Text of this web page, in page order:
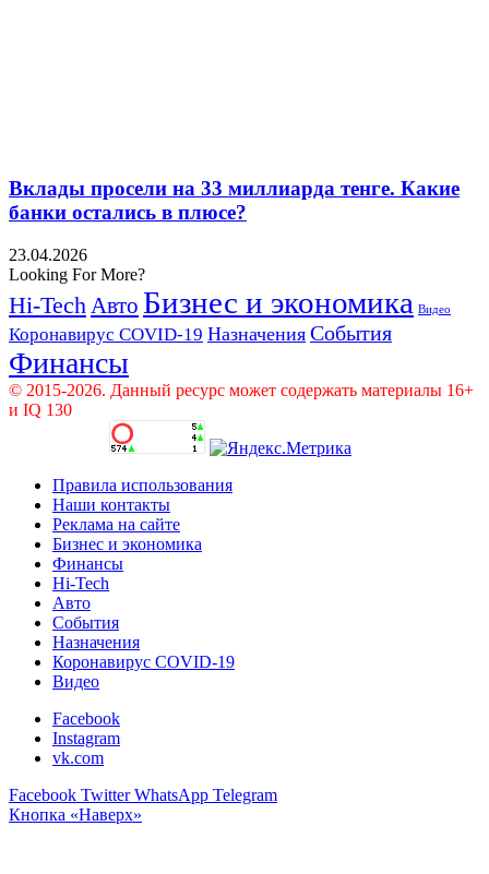
Вклады просели на 33 миллиарда тенге. Какие
банки остались в плюсе?
23.04.2026
Looking For More?
Hi-Tech Авто Бизнес и экономика Видео
Коронавирус COVID-19 Назначения События
Финансы
© 2015-2026. Данный ресурс может содержать материалы 16+
и IQ 130
Правила использования
Наши контакты
Реклама на сайте
Бизнес и экономика
Финансы
Hi-Tech
Авто
События
Назначения
Коронавирус COVID-19
Видео
Facebook
Instagram
vk.com
Facebook Twitter WhatsApp Telegram
Кнопка «Наверх»